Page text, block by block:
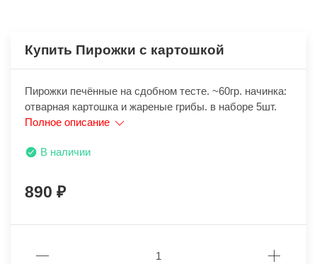
Купить Пирожки с картошкой
Пирожки печённые на сдобном тесте. ~60гр. начинка:
отварная картошка и жареные грибы. в наборе 5шт.
Полное описание
В наличии
890